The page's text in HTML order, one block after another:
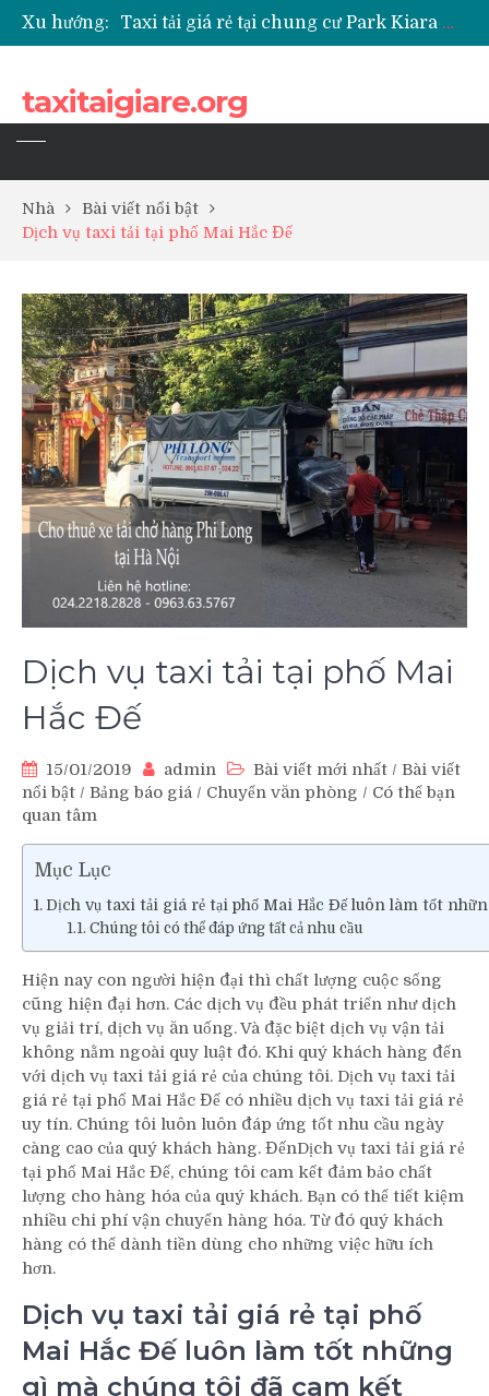
Xu hướng:
Taxi tải giá rẻ tại chung cư Park Kiara Hà Đông
Taxi tải giá rẻ tại chung cư Grande Park Phú Lãm
taxitaigiare.org
Nhà
Bài viết nổi bật
Dịch vụ taxi tải tại phố Mai Hắc Đế
Dịch vụ taxi tải tại phố Mai
Hắc Đế
15/01/2019 admin Bài viết mới nhất / Bài viết
nổi bật / Bảng báo giá / Chuyển văn phòng / Có thể bạn
quan tâm
Mục Lục
Dịch vụ taxi tải giá rẻ tại phố Mai Hắc Đế luôn làm tốt
Chúng tôi có thể đáp ứng tất cả nhu cầu
Hiện nay con người hiện đại thì chất lượng cuộc sống
cũng hiện đại hơn. Các dịch vụ đều phát triển như dịch
vụ giải trí, dịch vụ ăn uống. Và đặc biệt dịch vụ vận tải
không nằm ngoài quy luật đó. Khi quý khách hàng đến
với dịch vụ taxi tải giá rẻ của chúng tôi. Dịch vụ taxi tải
giá rẻ tại phố Mai Hắc Đế có nhiều dịch vụ taxi tải giá rẻ
uy tín. Chúng tôi luôn luôn đáp ứng tốt nhu cầu ngày
càng cao của quý khách hàng. ĐếnDịch vụ taxi tải giá rẻ
tại phố Mai Hắc Đế, chúng tôi cam kết đảm bảo chất
lượng cho hàng hóa của quý khách. Bạn có thể tiết kiệm
nhiều chi phí vận chuyển hàng hóa. Từ đó quý khách
hàng có thể dành tiền dùng cho những việc hữu ích
hơn.
Dịch vụ taxi tải giá rẻ tại phố
Mai Hắc Đế luôn làm tốt những
gì mà chúng tôi đã cam kết